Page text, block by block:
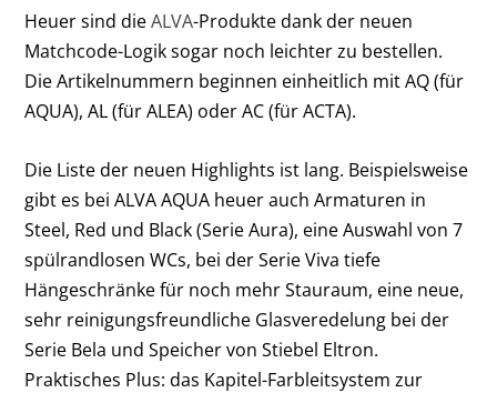
Heuer sind dieALVA-Produkte dank der neuen
Matchcode-Logik sogar noch leichter zu bestellen.
Die Artikelnummern beginnen einheitlich mit AQ (für
AQUA), AL (für ALEA) oder AC (für ACTA).
Die Liste der neuen Highlights ist lang. Beispielsweise
gibt es bei ALVA AQUA heuer auch Armaturen in
Steel, Red und Black (Serie Aura), eine Auswahl von 7
spülrandlosen WCs, bei der Serie Viva tiefe
Hängeschränke für noch mehr Stauraum, eine neue,
sehr reinigungsfreundliche Glasveredelung bei der
Serie Bela und Speicher von Stiebel Eltron.
Praktisches Plus: das Kapitel-Farbleitsystem zur